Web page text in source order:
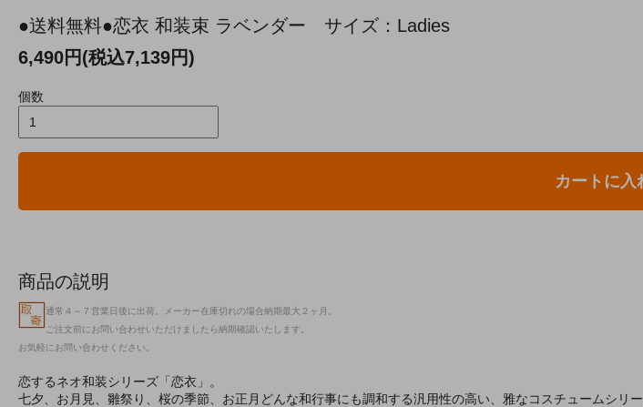
●送料無料●恋衣 和装束 ラベンダー サイズ：Ladies
6,490円(税込7,139円)
個数
カートに入
商品の説明
通常４～７営業日後に出荷。メーカー在庫切れの場合納期最大２ヶ月。
ご注文前にお問い合わせいただけましたら納期確認いたします。
お気軽にお問い合わせください。
恋するネオ和装シリーズ「恋衣」。
七夕、お月見、雛祭り、桜の季節、お正月どんな和行事にも調和する汎用性の高い、雅なコスチュームシリー